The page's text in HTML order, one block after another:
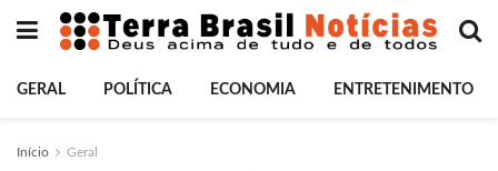
GERAL POLÍTICA ECONOMIA ENTRETENIMENTO
Início Geral